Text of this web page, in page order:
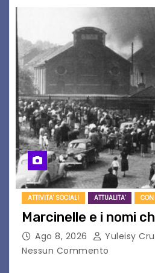
ATTIVITA' SOCIALI ATTUALITA' CON
Marcinelle e i nomi
Ago 8, 2026
Yuleisy
Nessun Commento